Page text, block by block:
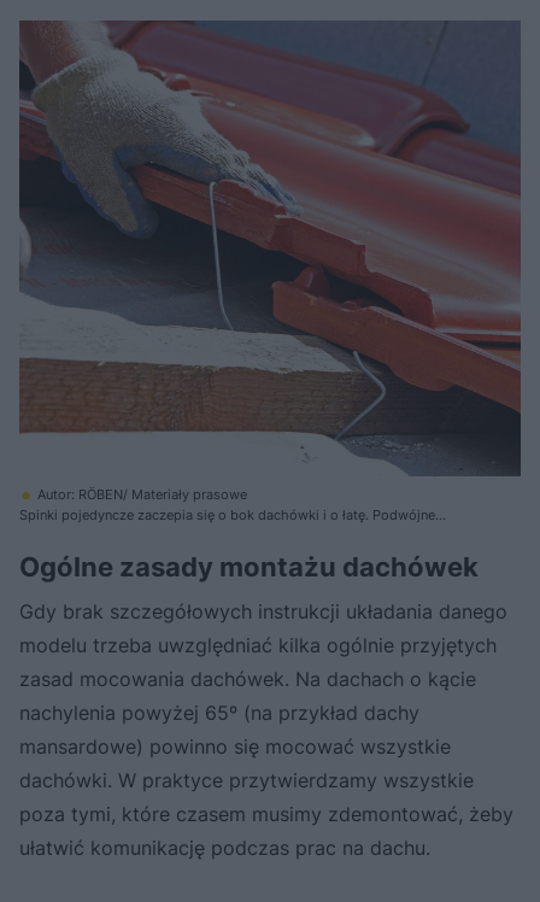
rozpręża się i w „elastyczny” sposób przytrzymuje dachówkę
Autor: RÖBEN/ Materiały prasowe
Spinki pojedyncze zaczepia się o bok dachówki i o łatę. Podwójne
Ogólne zasady montażu dachówek
Gdy brak szczegółowych instrukcji układania danego
modelu trzeba uwzględniać kilka ogólnie przyjętych
zasad mocowania dachówek. Na dachach o kącie
nachylenia powyżej 65º (na przykład dachy
mansardowe) powinno się mocować wszystkie
dachówki. W praktyce przytwierdzamy wszystkie
poza tymi, które czasem musimy zdemontować, żeby
ułatwić komunikację podczas prac na dachu.